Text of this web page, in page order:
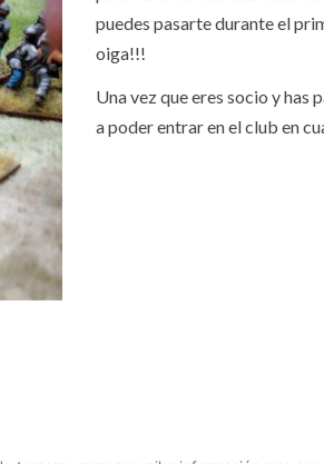
puedes pasarte durante el
oiga!!!
Una vez que eres socio y has
a poder entrar en el club en